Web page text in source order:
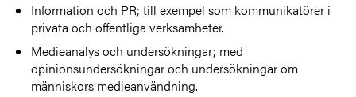
Information och PR; till exempel som kommunikatörer i
privata och offentliga verksamheter.
Medieanalys och undersökningar; med
opinionsundersökningar och undersökningar om
människors medieanvändning.